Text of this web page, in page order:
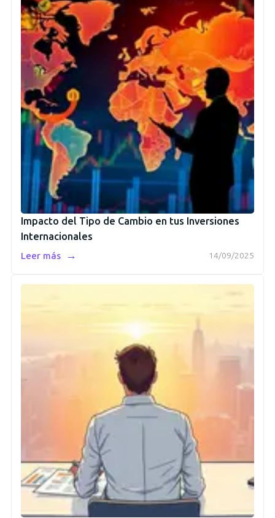
Impacto del Tipo de Cambio en tus Inversiones
Internacionales
14/09/2025
Leer más →